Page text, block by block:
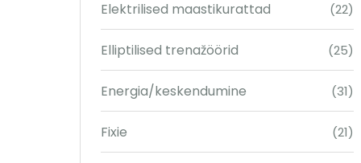
Elektrilised maastikurattad (22)
Elliptilised trenažöörid (25)
Energia/keskendumine (31)
Fixie (21)